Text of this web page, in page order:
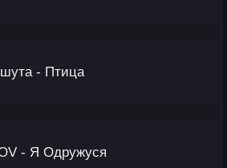
- Птица
- Я Одружуся